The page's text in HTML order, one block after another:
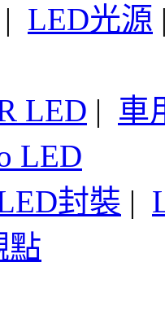
| LED光源
LED | 車
LED
封裝 |
點